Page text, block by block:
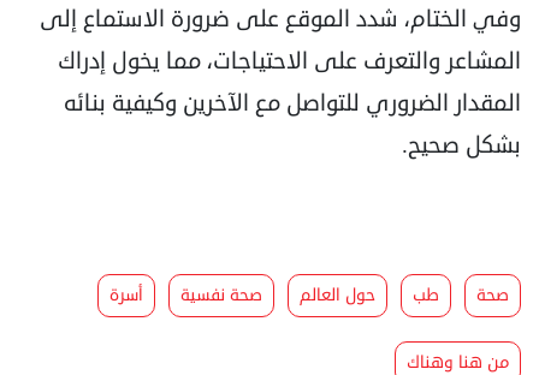
وفي الختام، شدد الموقع على ضرورة الاستماع إلى
المشاعر والتعرف على الاحتياجات، مما يخول إدراك
المقدار الضروري للتواصل مع الآخرين وكيفية بنائه
بشكل صحيح.
صحة طب حول العالم صحة نفسية أسرة
من هنا وهناك